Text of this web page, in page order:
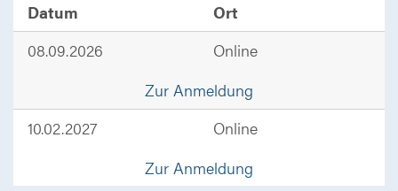
Datum
Ort
08.09.2026
Online
Zur Anmeldung
10.02.2027
Online
Zur Anmeldung